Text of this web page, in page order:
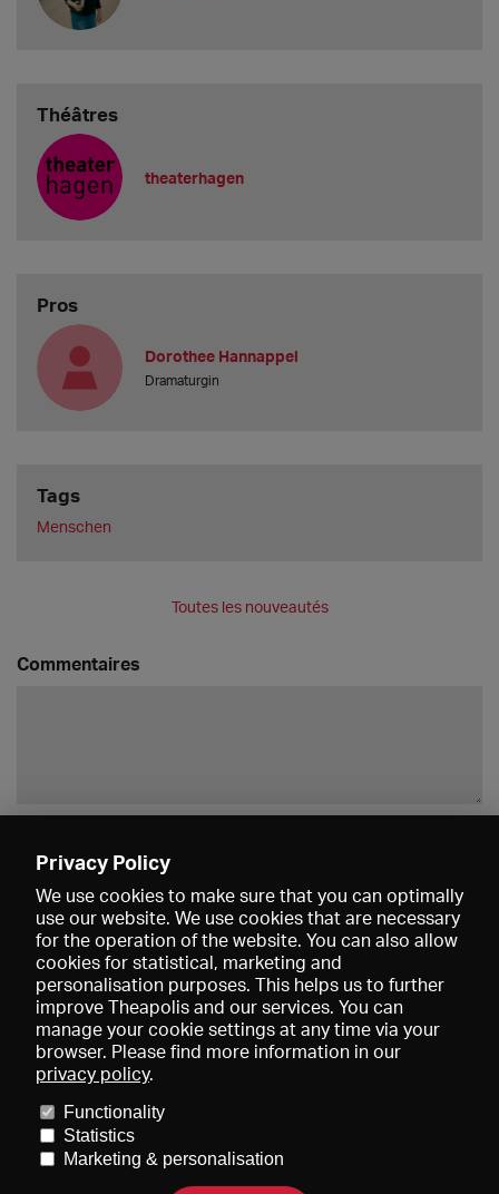
Théâtres
theaterhagen
Pros
Dorothee Hannappel
Dramaturgin
Tags
Menschen
Toutes les nouveautés
Commentaires
Données médiatiques
Conditions générales de vente
Contact
Aide Newsletter
Privacy Policy
We use cookies to make sure that you can optimally
use our website. We use cookies that are necessary
for the operation of the website. You can also allow
cookies for statistical, marketing and
personalisation purposes. This helps us to further
improve Theapolis and our services. You can
manage your cookie settings at any time via your
browser. Please find more information in our
privacy policy.
Functionality
Statistics
Marketing & personalisation